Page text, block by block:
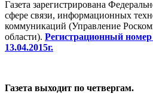
Газета зарегистрирована
сфере связи, информационных
коммуникаций (Управление
области). Регистрационный
13.04.2015г.
Газета выходит по четвергам.